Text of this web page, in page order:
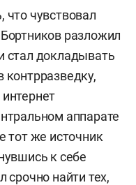
чувствовал
разложил
стал докладывать
контрразведку,
аппарате
тот же источник
к себе
срочно найти тех,